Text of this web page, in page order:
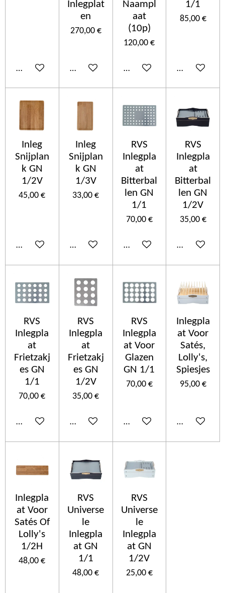
Ajouter au panier
Inlegplat
en
270,00 €
Ajouter au panier
Naampl
aat
(10p)
120,00 €
Ajouter au panier
1/1
85,00 €
Ajouter au
Inleg
Snijplan
k GN
1/2V
45,00 €
Ajouter au panier
Inleg
Snijplan
k GN
1/3V
33,00 €
Ajouter au panier
RVS
Inlegpla
at
Bitterbal
len GN
1/1
70,00 €
Ajouter au panier
RVS
Inlegpla
at
Bitterbal
len GN
1/2V
35,00 €
Ajouter au
RVS
Inlegpla
at
Frietzakj
es GN
1/1
70,00 €
Ajouter au panier
RVS
Inlegpla
at
Frietzakj
es GN
1/2V
35,00 €
Ajouter au panier
RVS
Inlegpla
at Voor
Glazen
GN 1/1
70,00 €
Ajouter au panier
Inlegpla
at Voor
Satés,
Lolly's,
Spiesjes
95,00 €
Ajouter au
Inlegpla
at Voor
Satés Of
Lolly's
1/2H
48,00 €
RVS
Universe
le
Inlegpla
at GN
1/1
48,00 €
RVS
Universe
le
Inlegpla
at GN
1/2V
25,00 €